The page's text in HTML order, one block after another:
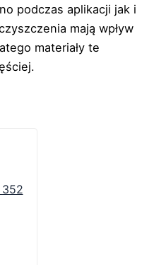
podczas aplikacji jak i
mają wpływ
materiały te
352